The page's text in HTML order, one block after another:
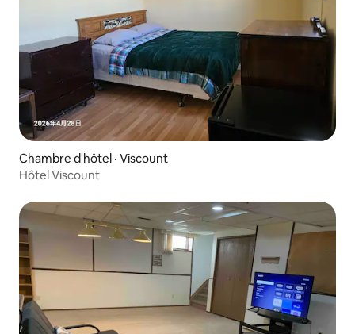
Chambre d'hôtel · Viscount
Hôtel Viscount